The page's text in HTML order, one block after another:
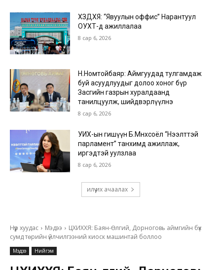
ХЗДХЯ: “Явуулын оффис” Нарантуул
ОУХТ-д ажиллалаа
8 сар 6, 2026
Н.Номтойбаяр: Аймгуудад тулгамдаж
буй асуудлуудыг долоо хоног бүр
Засгийн газрын хуралдаанд
танилцуулж, шийдвэрлүүлнэ
8 сар 6, 2026
УИХ-ын гишүүн Б.Мөнхсоёл “Нээлттэй
парламент” танхимд ажиллаж,
иргэдтэй уулзлаа
8 сар 6, 2026
илүү их ачаалах